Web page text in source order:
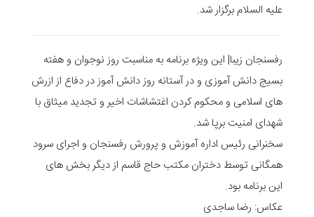
علیه السلام برگزار شد.
رفسنجان زیبا| این ویژه برنامه به مناسبت روز نوجوان و هفته
بسیج دانش آموزی و در آستانه روز دانش آموز در دفاع از ازرش
های اسلامی و محکوم کردن اغتشاشات اخیر و تجدید میثاق با
شهدای امنیت برپا شد.
سخنرانی رئیس اداره آموزش و پرورش رفسنجان و اجرای سرود
همگانی توسط دختران مکتب حاج قاسم از دیگر بخش های
این برنامه بود.
عکاس: رضا ساجدی